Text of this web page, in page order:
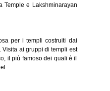
Temple e Lakshminarayan
per i templi costruiti dai
Visita ai gruppi di templi est
il più famoso dei quali è il